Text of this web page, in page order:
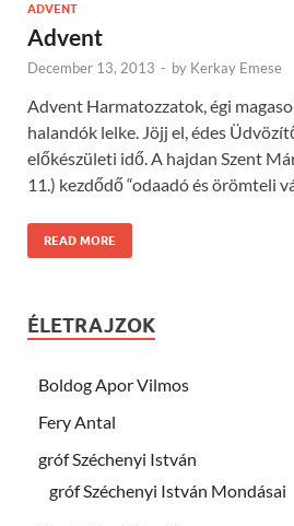
ADVENT
Advent
December 13, 2013 - by Kerkay Emese
Advent Harmatozzatok, égi
halandók lelke. Jöjj el, édes
előkészületi idő. A hajdan Szent
11.) kezdődő “odaadó és örömteli
READ MORE
ÉLETRAJZOK
Boldog Apor Vilmos
Fery Antal
gróf Széchenyi István
gróf Széchenyi István Mondásai